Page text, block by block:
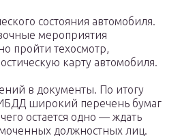
состояния автомобиля.
мероприятия
пройти техосмотр,
карту автомобиля.
в документы. По итогу
широкий перечень бумаг
остается одно — ждать
должностных лиц.